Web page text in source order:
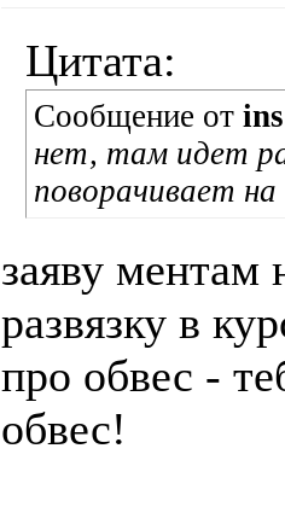
Цитата:
Сообщение от
нет, там идет
поворачивает на
заяву ментам
развязку в
про обвес -
обвес!